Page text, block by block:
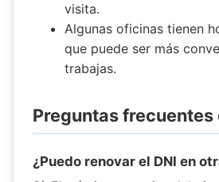
visita.
Algunas oficinas tienen
que puede ser más
trabajas.
Preguntas frecuentes
¿Puedo renovar el DNI en